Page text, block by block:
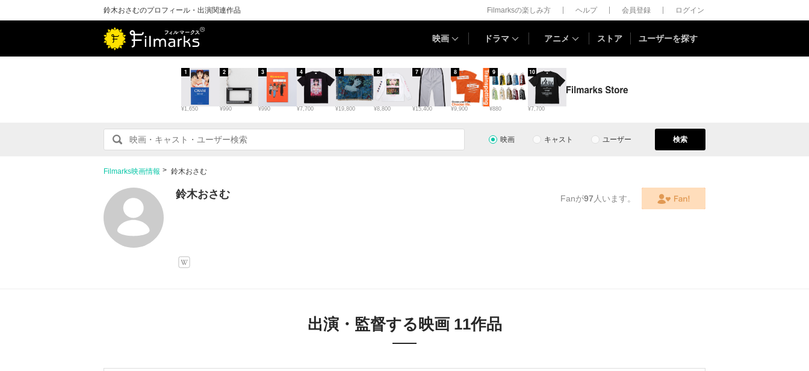
鈴木おさむのプロフィール・出演関連作品 Filmarksの楽しみ方 ヘルプ 会員登録 ログイン
映画 ドラマ アニメ ストア ユーザーを探す
¥1,650
1
¥990
2
¥990
3
¥7,700
4
¥19,800
5
¥8,800
6
¥15,400
7
¥9,900
8
¥880
9
¥7,700
10
映画 キャスト ユーザー 検索
Filmarks映画情報 鈴木おさむ
鈴木おさむ Fanが97 人います。
出演・監督する映画 11作品